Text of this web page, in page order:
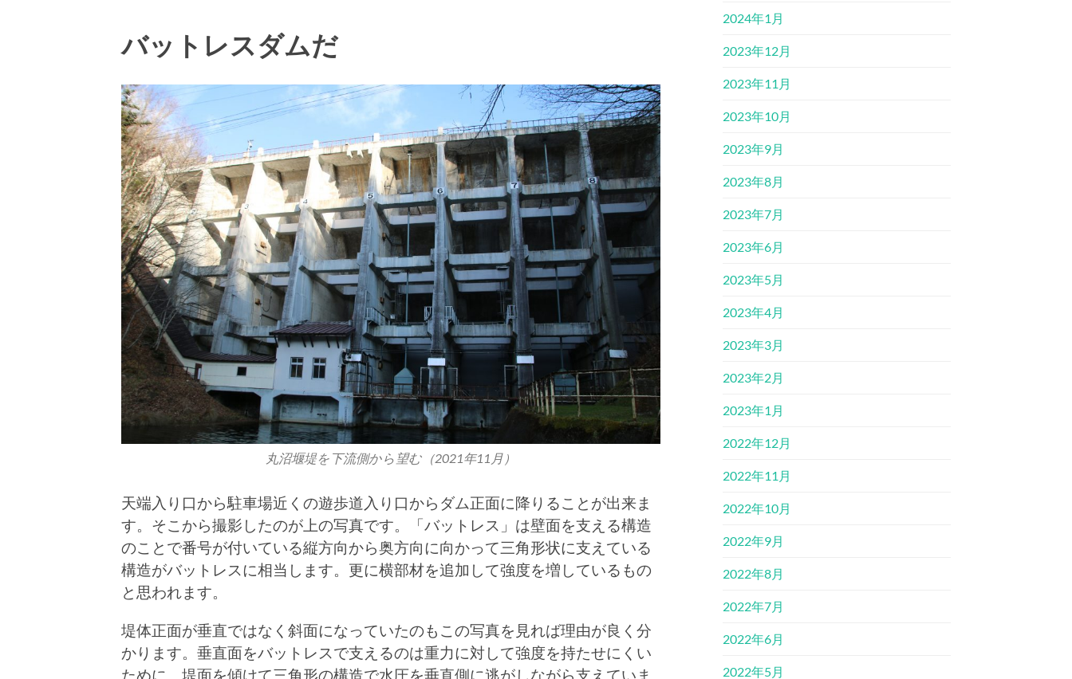
バットレスダムだ
丸沼堰堤を下流側から望む（2021年11月）
天端入り口から駐車場近くの遊歩道入り口からダム正面に降りることが出来ま
す。そこから撮影したのが上の写真です。「バットレス」は壁面を支える構造
のことで番号が付いている縦方向から奥方向に向かって三角形状に支えている
構造がバットレスに相当します。更に横部材を追加して強度を増しているもの
と思われます。
堤体正面が垂直ではなく斜面になっていたのもこの写真を見れば理由が良く分
かります。垂直面をバットレスで支えるのは重力に対して強度を持たせにくい
ために、堤面を傾けて三角形の構造で水圧を垂直側に逃がしながら支えていま
2024年1月
2023年12月
2023年11月
2023年10月
2023年9月
2023年8月
2023年7月
2023年6月
2023年5月
2023年4月
2023年3月
2023年2月
2023年1月
2022年12月
2022年11月
2022年10月
2022年9月
2022年8月
2022年7月
2022年6月
2022年5月